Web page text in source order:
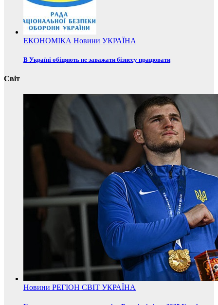
ЕКОНОМІКА Новини УКРАЇНА
В Україні обіцяють не заважати бізнесу працювати
Світ
Новини РЕГІОН СВІТ УКРАЇНА